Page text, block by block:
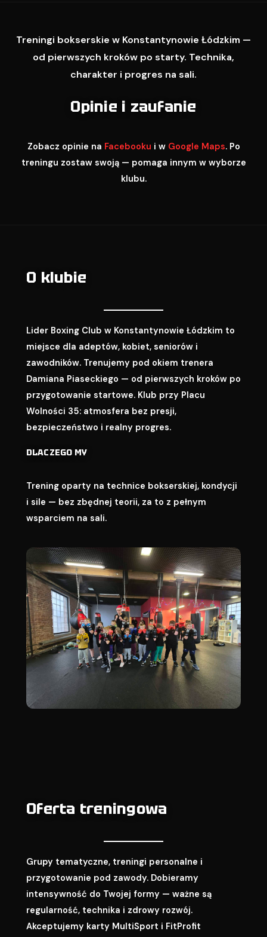
Treningi bokserskie w Konstantynowie Łódzkim —
od pierwszych kroków po starty. Technika,
charakter i progres na sali.
Opinie i zaufanie
Zobacz opinie na Facebooku i w Google Maps. Po
treningu zostaw swoją — pomaga innym w wyborze
klubu.
O klubie
Lider Boxing Club w Konstantynowie Łódzkim to
miejsce dla adeptów, kobiet, seniorów i
zawodników. Trenujemy pod okiem trenera
Damiana Piaseckiego — od pierwszych kroków po
przygotowanie startowe. Klub przy Placu
Wolności 35: atmosfera bez presji,
bezpieczeństwo i realny progres.
DLACZEGO MY
Trening oparty na technice bokserskiej, kondycji
i sile — bez zbędnej teorii, za to z pełnym
wsparciem na sali.
Oferta treningowa
Grupy tematyczne, treningi personalne i
przygotowanie pod zawody. Dobieramy
intensywność do Twojej formy — ważne są
regularność, technika i zdrowy rozwój.
Akceptujemy karty MultiSport i FitProfit